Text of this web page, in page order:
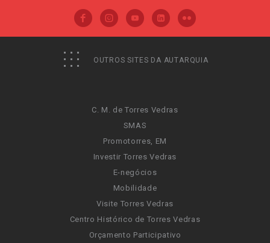
OUTROS SITES DA AUTARQUIA
C. M. de Torres Vedras
SMAS
Promotorres, EM
Investir Torres Vedras
E-negócios
Mobilidade
Visite Torres Vedras
Centro Histórico de Torres Vedras
Orçamento Participativo